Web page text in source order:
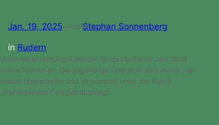
Jan. 19, 2025—vonStephan Sonnenberg
in Rudern
Unser Veranstaltungskalender für das laufende Jahr 2025
nimmt Formen an. Die zugehörige Übersicht wird immer mal
wieder überarbeitet und ist (vorerst) unter der Rubrik
„Trainingszeiten“ als pdf abgelegt.